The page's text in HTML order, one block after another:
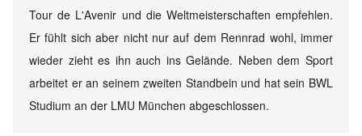
Tour de L'Avenir und die Weltmeisterschaften empfehlen.
Er fühlt sich aber nicht nur auf dem Rennrad wohl, immer
wieder zieht es ihn auch ins Gelände. Neben dem Sport
arbeitet er an seinem zweiten Standbein und hat sein BWL
Studium an der LMU München abgeschlossen.